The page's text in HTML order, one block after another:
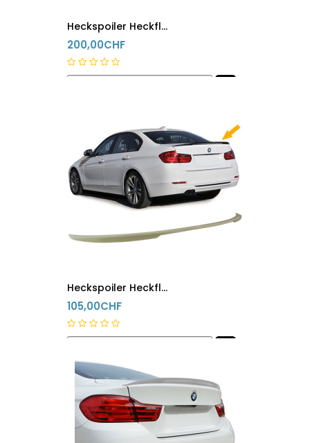
Heckspoiler Heckflügel Bmw 3er M3 F30 F35 F80 Carbon
200,00CHF
Heckspoiler Heckflügel BMW 3er M3 F30 F35 F80 Unlackiert
105,00CHF